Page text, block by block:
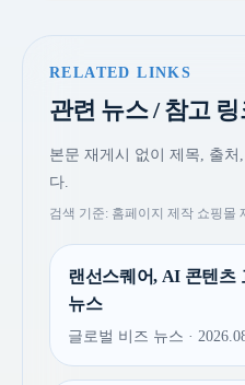
RELATED LINKS
관련 뉴스 / 참고 링
본문 재게시 없이 제목, 출처
다.
검색 기준: 홈페이지 제작 쇼핑몰
랜선스퀘어, AI 콘텐츠
뉴스
글로벌 비즈 뉴스 ·